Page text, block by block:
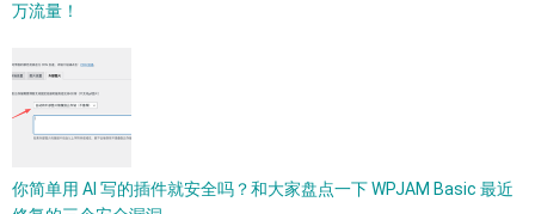
万流量！
你简单用 AI 写的插件就安全吗？和大家盘点一下 WPJAM Basic 最近